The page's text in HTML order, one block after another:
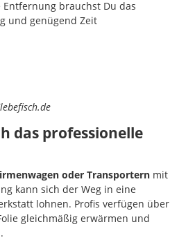
Entfernung brauchst Du das
und genügend Zeit
das professionelle
oder Transportern mit
kann sich der Weg in eine
lohnen. Profis verfügen über
gleichmäßig erwärmen und